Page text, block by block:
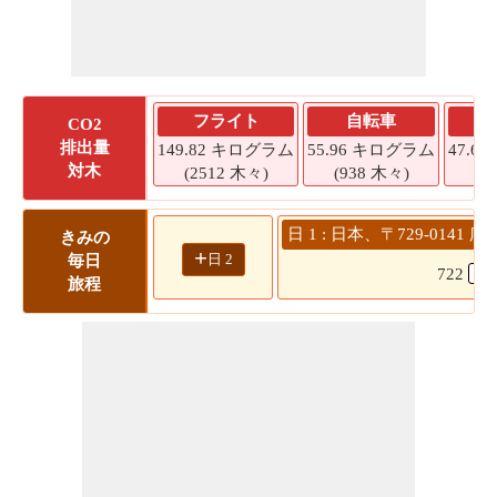
CO2
排出量
対木
フライト
149.82 キログラム
(2512 木々)
自転車
55.96 キログラム
(938 木々)
47.65
きみの
毎日
旅程
+ 日 2
日 1 : 日本、〒729-0141 広
722